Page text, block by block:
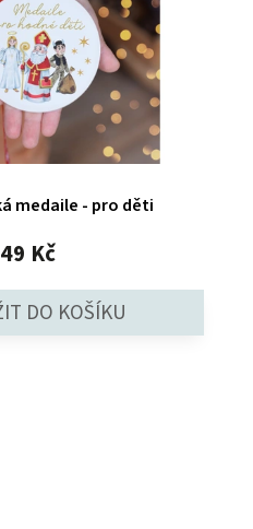
medaile - pro děti
Kč